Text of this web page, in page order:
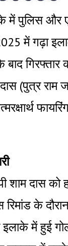
में पुलिस और
में गढ़ा
(पुत्र राम
शाम दास को
रिमांड के
में हुई